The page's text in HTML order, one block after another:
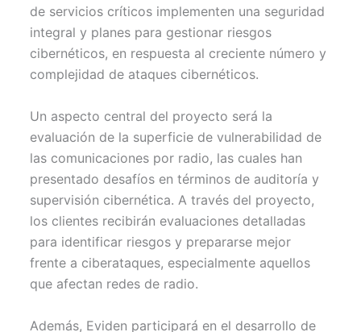
de servicios críticos implementen una seguridad
integral y planes para gestionar riesgos
cibernéticos, en respuesta al creciente número y
complejidad de ataques cibernéticos.
Un aspecto central del proyecto será la
evaluación de la superficie de vulnerabilidad de
las comunicaciones por radio, las cuales han
presentado desafíos en términos de auditoría y
supervisión cibernética. A través del proyecto,
los clientes recibirán evaluaciones detalladas
para identificar riesgos y prepararse mejor
frente a ciberataques, especialmente aquellos
que afectan redes de radio.
Además, Eviden participará en el desarrollo de